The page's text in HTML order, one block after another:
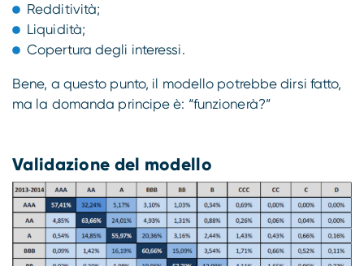
Redditività;
Liquidità;
Copertura degli interessi.
Bene, a questo punto, il modello potrebbe dirsi fatto,
ma la domanda principe è: “funzionerà?”
Validazione del modello